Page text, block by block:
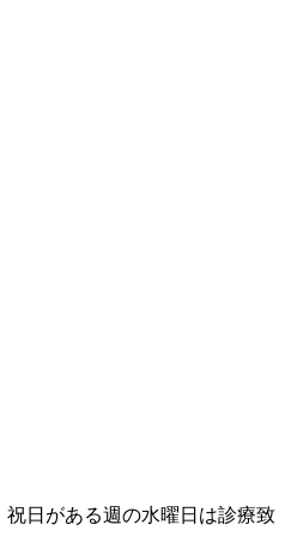
日がある週の水曜日は診療致